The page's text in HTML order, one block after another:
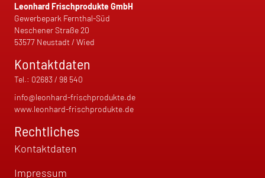
Leonhard Frischprodukte GmbH
Gewerbepark Fernthal-Süd
Neschener Straße 20
53577 Neustadt / Wied
Kontaktdaten
Tel.: 02683 / 98 540
info@leonhard-frischprodukte.de
www.leonhard-frischprodukte.de
Rechtliches
Kontaktdaten
Impressum